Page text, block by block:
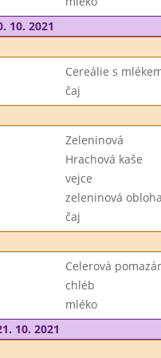
10. 2021
Cereálie s
čaj
Zeleninová
Hrachová kaše
vejce
zeleninová
čaj
Celerová
chléb
mléko
10. 2021